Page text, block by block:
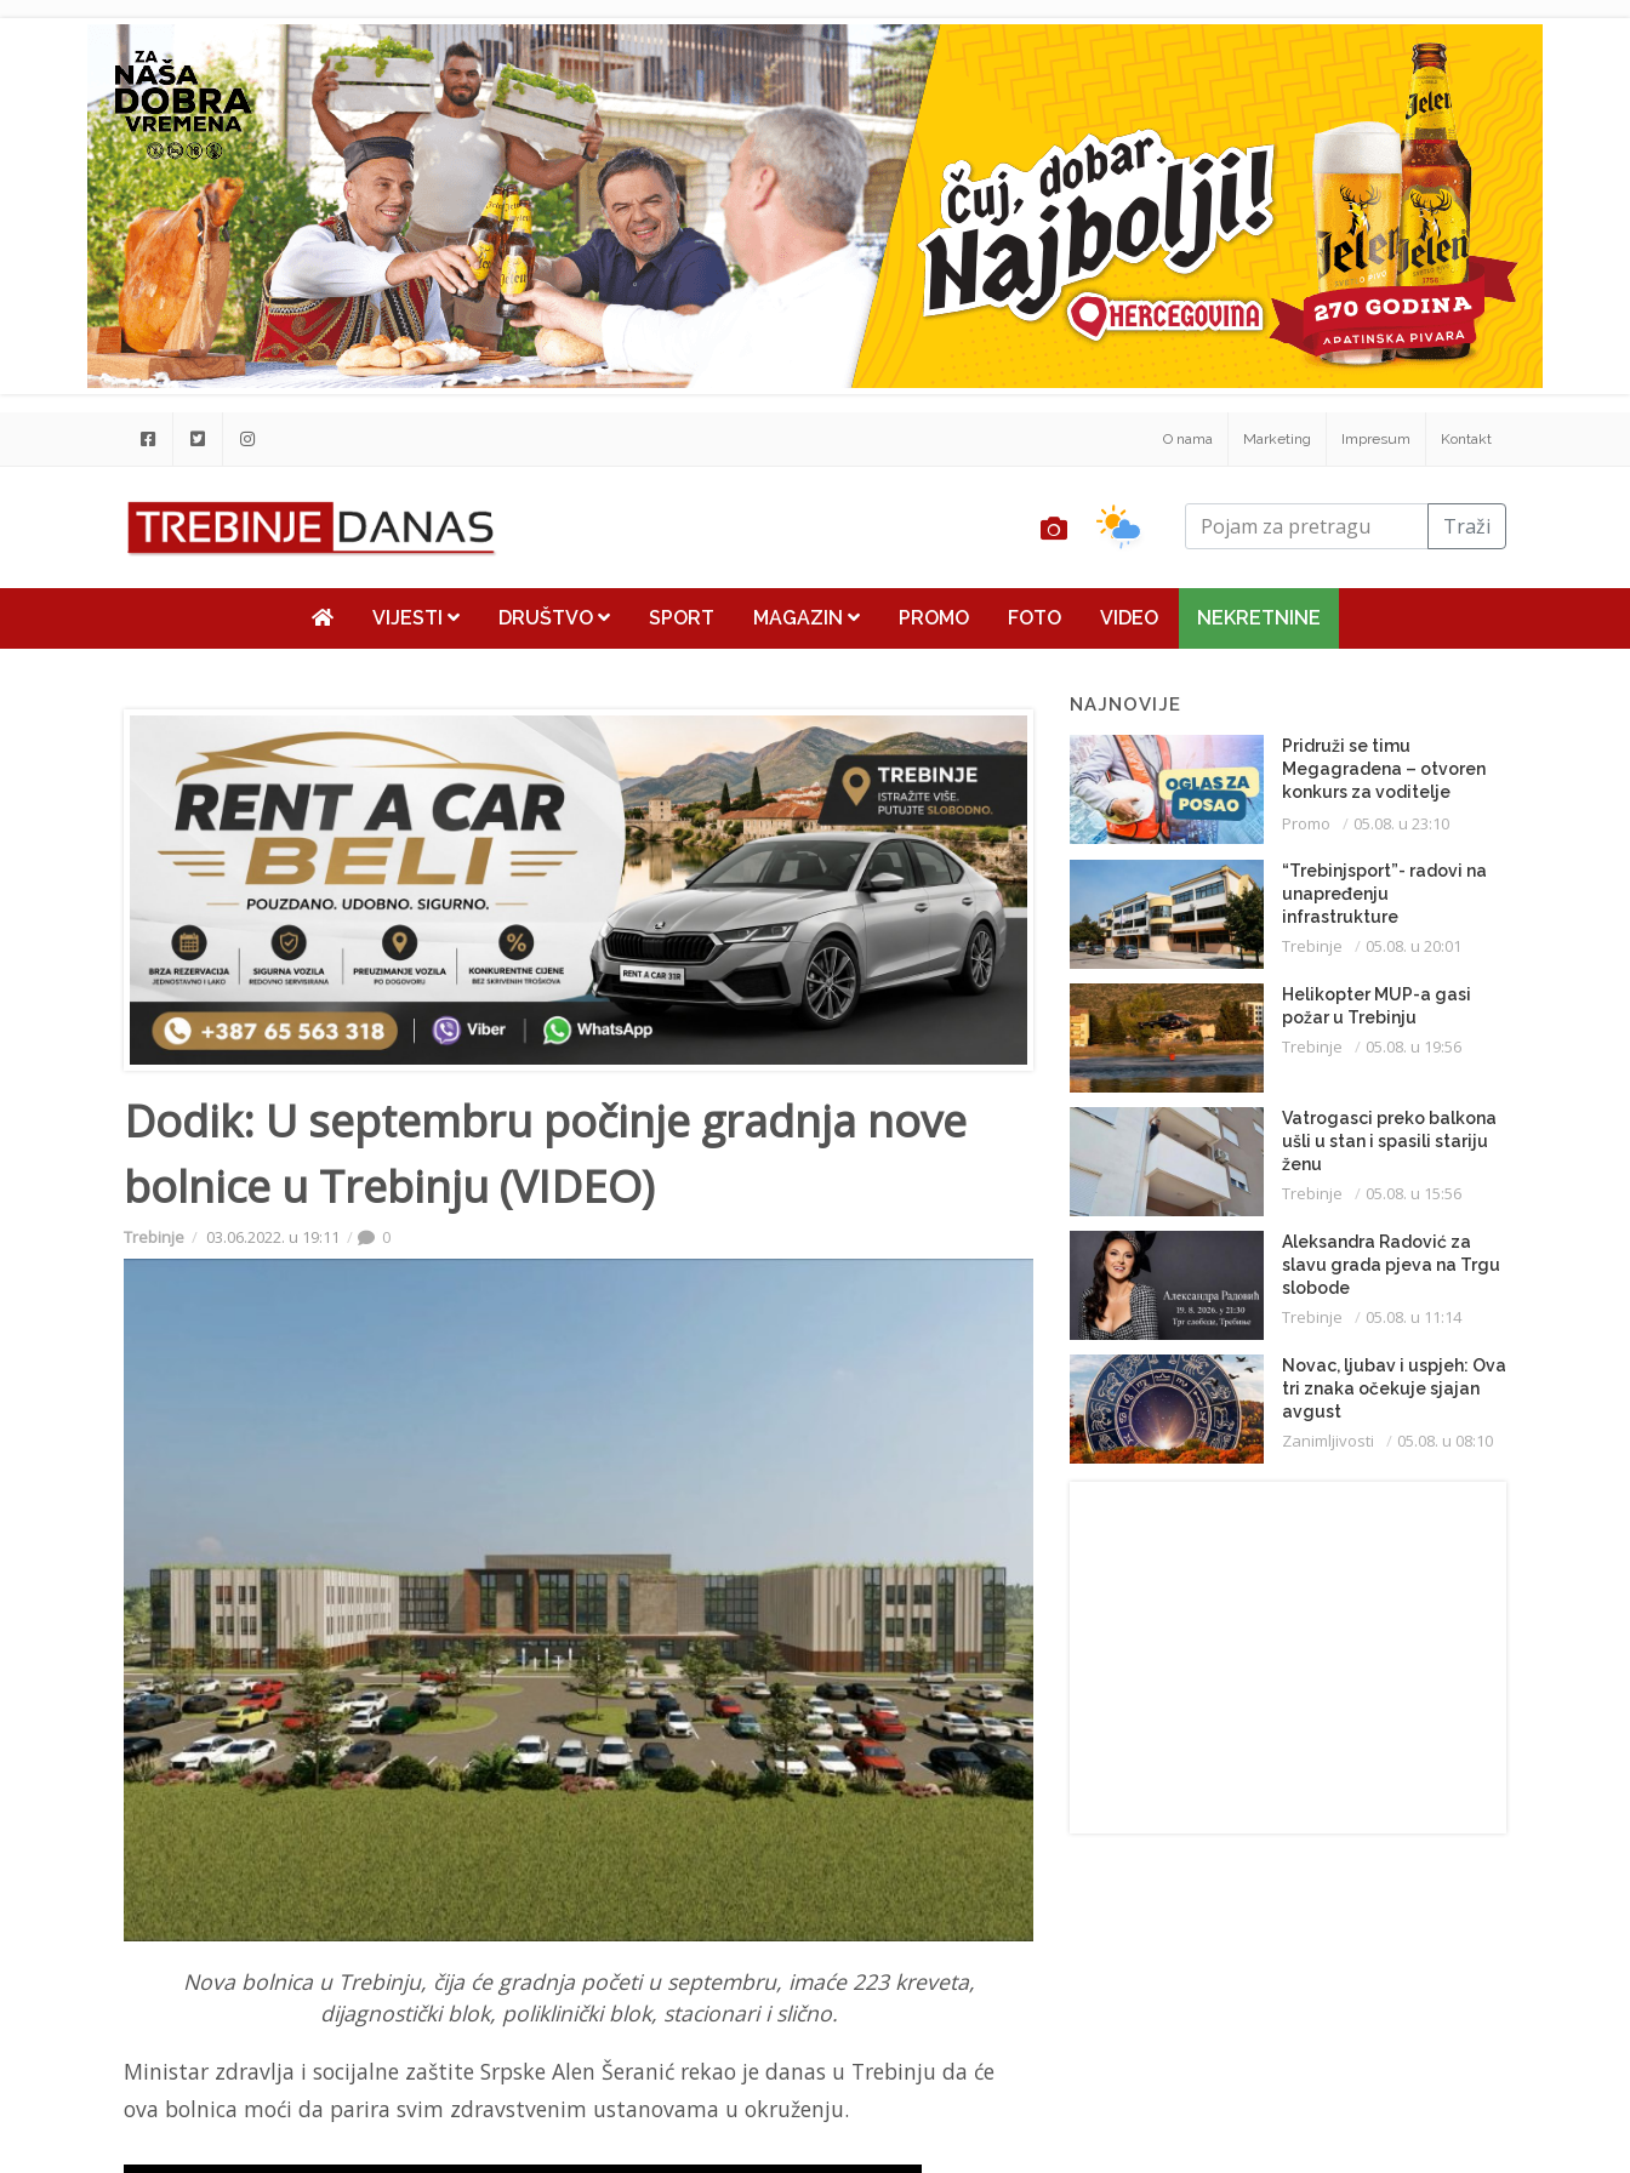
O nama Marketing Impresum Kontakt
Traži
VIJESTI DRUŠTVO SPORT MAGAZIN PROMO FOTO VIDEO NEKRETNINE
Dodik: U septembru počinje gradnja nove
bolnice u Trebinju (VIDEO)
Trebinje 03.06.2022. u 19:11 0
Nova bolnica u Trebinju, čija će gradnja početi u septembru, imaće 223 kreveta,
dijagnostički blok, poliklinički blok, stacionari i slično.
Ministar zdravlja i socijalne zaštite Srpske Alen Šeranić rekao je danas u Trebinju da će
ova bolnica moći da parira svim zdravstvenim ustanovama u okruženju.
NAJNOVIJE
Pridruži se timu
Megagradena – otvoren
konkurs za voditelje
gradilišta
Promo 05.08. u 23:10
“Trebinjsport”- radovi na
unapređenju
infrastrukture
Trebinje 05.08. u 20:01
Helikopter MUP-a gasi
požar u Trebinju
Trebinje 05.08. u 19:56
Vatrogasci preko balkona
ušli u stan i spasili stariju
ženu
Trebinje 05.08. u 15:56
Aleksandra Radović za
slavu grada pjeva na Trgu
slobode
Trebinje 05.08. u 11:14
Novac, ljubav i uspjeh: Ova
tri znaka očekuje sjajan
avgust
Zanimljivosti 05.08. u 08:10